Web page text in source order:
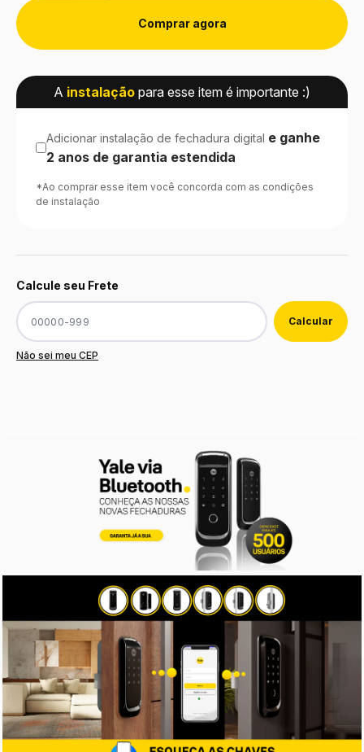
Comprar agora
A instalação para esse item é importante :)
Adicionar instalação de fechadura digital e ganhe
2 anos de garantia estendida
*Ao comprar esse item você concorda com as condições
de instalação
Calcule seu Frete
Não sei meu CEP